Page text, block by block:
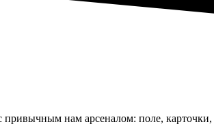
привычным нам арсеналом: поле,